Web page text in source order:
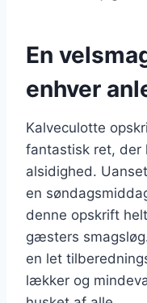
En
enhver
Kalveculotte
fantastisk ret, der
alsidighed.
en
denne opskrift
gæsters
en let
lækker og